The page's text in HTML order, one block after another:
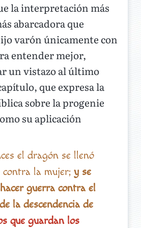
la interpretación más
abarcadora que
varón únicamente con
entender mejor,
un vistazo al último
que expresa la
sobre la progenie
su aplicación
el dragón se llenó
la mujer; y se
guerra contra el
la descendencia de
que guardan los